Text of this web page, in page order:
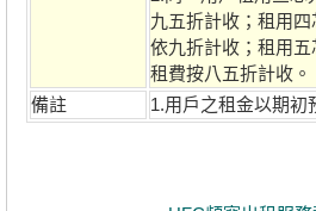
九五折計收；租用
依九折計收；租用
租費按八五折計收。
備註
1.用戶之租金以期初